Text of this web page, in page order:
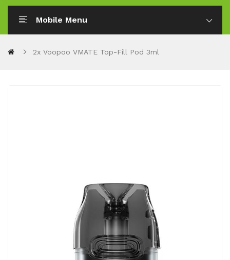
Mobile Menu
2x Voopoo VMATE Top-Fill Pod 3ml